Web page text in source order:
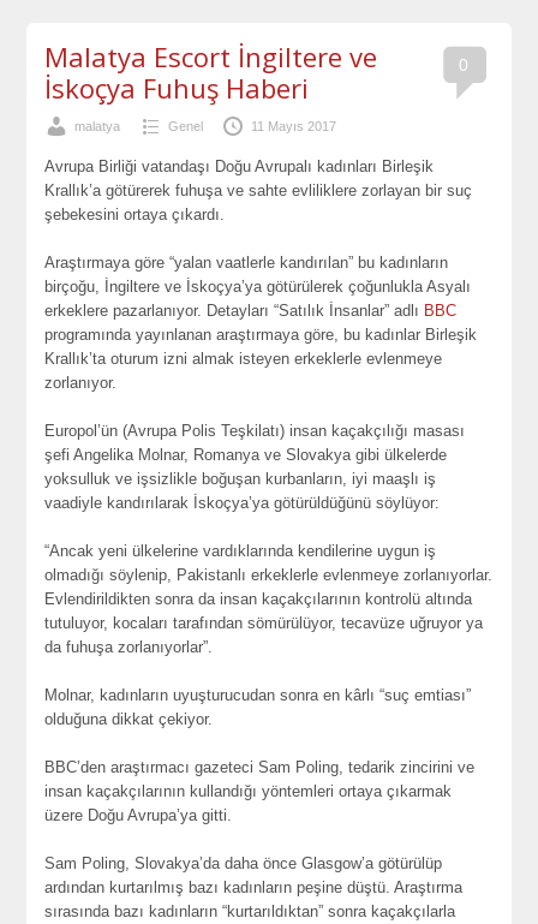
0
Malatya Escort İngiltere ve
İskoçya Fuhuş Haberi
malatya Genel 11 Mayıs 2017
Avrupa Birliği vatandaşı Doğu Avrupalı kadınları Birleşik
Krallık’a götürerek fuhuşa ve sahte evliliklere zorlayan bir suç
şebekesini ortaya çıkardı.
Araştırmaya göre “yalan vaatlerle kandırılan” bu kadınların
birçoğu, İngiltere ve İskoçya’ya götürülerek çoğunlukla Asyalı
erkeklere pazarlanıyor. Detayları “Satılık İnsanlar” adlı BBC
programında yayınlanan araştırmaya göre, bu kadınlar Birleşik
Krallık’ta oturum izni almak isteyen erkeklerle evlenmeye
zorlanıyor.
Europol’ün (Avrupa Polis Teşkilatı) insan kaçakçılığı masası
şefi Angelika Molnar, Romanya ve Slovakya gibi ülkelerde
yoksulluk ve işsizlikle boğuşan kurbanların, iyi maaşlı iş
vaadiyle kandırılarak İskoçya’ya götürüldüğünü söylüyor:
“Ancak yeni ülkelerine vardıklarında kendilerine uygun iş
olmadığı söylenip, Pakistanlı erkeklerle evlenmeye zorlanıyorlar.
Evlendirildikten sonra da insan kaçakçılarının kontrolü altında
tutuluyor, kocaları tarafından sömürülüyor, tecavüze uğruyor ya
da fuhuşa zorlanıyorlar”.
Molnar, kadınların uyuşturucudan sonra en kârlı “suç emtiası”
olduğuna dikkat çekiyor.
BBC’den araştırmacı gazeteci Sam Poling, tedarik zincirini ve
insan kaçakçılarının kullandığı yöntemleri ortaya çıkarmak
üzere Doğu Avrupa’ya gitti.
Sam Poling, Slovakya’da daha önce Glasgow’a götürülüp
ardından kurtarılmış bazı kadınların peşine düştü. Araştırma
sırasında bazı kadınların “kurtarıldıktan” sonra kaçakçılarla